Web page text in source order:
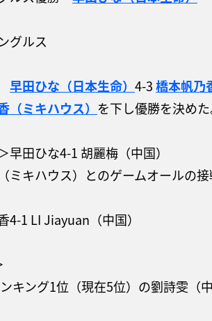
グルス
早田ひな（日本生命） 4-3橋本帆乃
（ミキハウス） を下し優勝を決めた
早田ひな4-1 胡麗梅（中国）
ミキハウス）とのゲームオールの
4-1 LI Jiayuan（中国）
キング1位（現在5位）の劉詩雯（